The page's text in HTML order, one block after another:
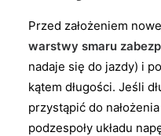
Przed założeniem
warstwy smaru
nadaje się do jazdy) i
kątem długości. Jeśli
przystąpić do
podzespoły układu